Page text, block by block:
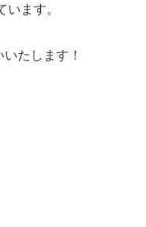
ます。
たします！